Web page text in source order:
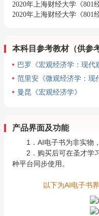
2020年上海财经大学《801
2020年上海财经大学《801
本科目参考教材（供参考
巴罗《宏观经济学：现代
范里安《微观经济学：现
曼昆《宏观经济学》
产品界面及功能
1．AI电子书为非实物
2．购买后可在圣才学
种平台同步使用。
以下为AI电子书